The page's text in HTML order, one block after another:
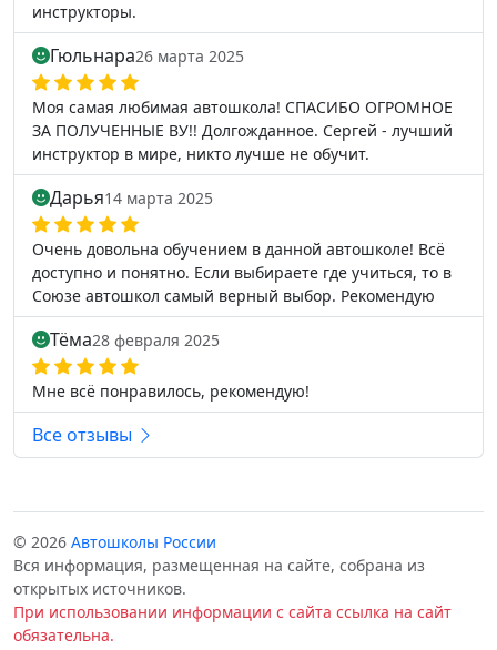
инструкторы.
Гюльнара26 марта 2025
Моя самая любимая автошкола! СПАСИБО ОГРОМНОЕ
ЗА ПОЛУЧЕННЫЕ ВУ!! Долгожданное. Сергей - лучший
инструктор в мире, никто лучше не обучит.
Дарья14 марта 2025
Очень довольна обучением в данной автошколе! Всё
доступно и понятно. Если выбираете где учиться, то в
Союзе автошкол самый верный выбор. Рекомендую
Тёма28 февраля 2025
Мне всё понравилось, рекомендую!
Все отзывы
© 2026 Автошколы России
Вся информация, размещенная на сайте, собрана из
открытых источников.
При использовании информации с сайта ссылка на сайт
обязательна.